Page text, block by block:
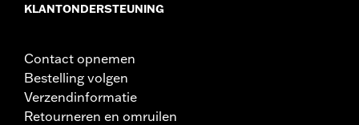
om bescherming te bieden voor lichamelijk
voetsteunen niet als je vaak moet stoppen,
optrekken en manoeuvreren. Dat kan
resulteren in ernstig letsel of de dood.
KLANTONDERSTEUNING
Contact opnemen
Bestelling volgen
Verzendinformatie
Retourneren en omruilen